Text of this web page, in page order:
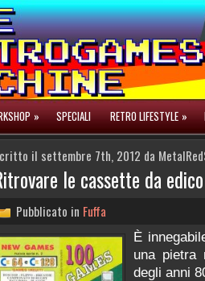
» SPECIALI RETRO LIFESTYLE »
il settembre 7th, 2012 da
le cassette da
Pubblicato in Fuffa
È
una pietra
degli anni